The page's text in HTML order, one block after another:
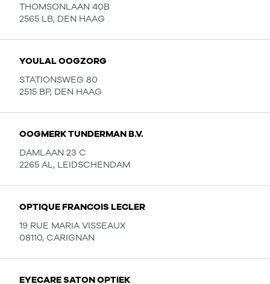
THOMSONLAAN 40B
2565 LB, DEN HAAG
YOULAL OOGZORG
STATIONSWEG 80
2515 BP, DEN HAAG
OOGMERK TUNDERMAN B.V.
DAMLAAN 23 C
2265 AL, LEIDSCHENDAM
OPTIQUE FRANCOIS LECLER
19 RUE MARIA VISSEAUX
08110, CARIGNAN
EYECARE SATON OPTIEK